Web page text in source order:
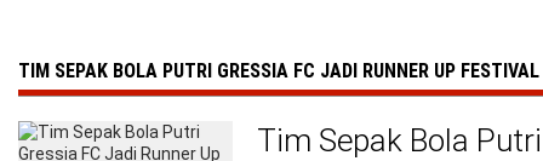
TIM SEPAK BOLA PUTRI GRESSIA FC JADI RUNNER UP
Tim Sepak Bola